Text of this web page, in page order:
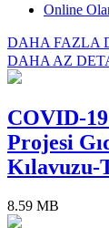
Online
DAHA FAZLA
DAHA AZ
COVID-19
Projesi
Kılavuzu-
8.59 MB